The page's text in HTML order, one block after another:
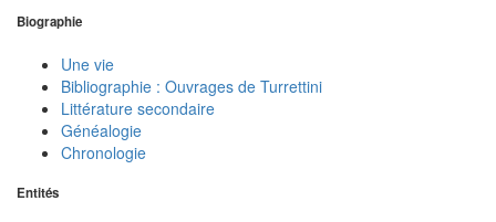
Biographie
Une vie
Bibliographie : Ouvrages de Turrettini
Littérature secondaire
Généalogie
Chronologie
Entités